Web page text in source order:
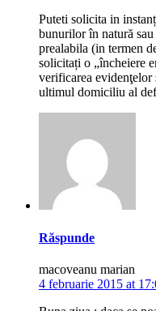
Puteti solicita in
bunurilor în natură
prealabila (in termen
solicitați o „încheiere
verificarea evidenţelor
ultimul domiciliu al
Răspunde
macoveanu marian
4 februarie 2015 at